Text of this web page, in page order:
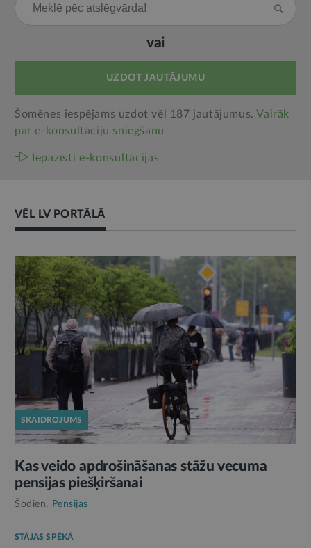
vai
UZDOT JAUTĀJUMU
Šomēnes iespējams uzdot vēl 187 jautājumus.Vairāk
par e‑konsultāciju sniegšanu
Iepazīsti e-konsultācijas
VĒL LV PORTĀLĀ
SKAIDROJUMS
Kas veido apdrošināšanas stāžu vecuma
pensijas piešķiršanai
Šodien, Pensijas
STĀJAS SPĒKĀ